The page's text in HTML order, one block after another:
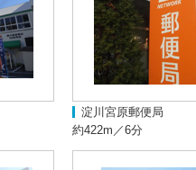
淀川宮原郵便局
約422m／6分